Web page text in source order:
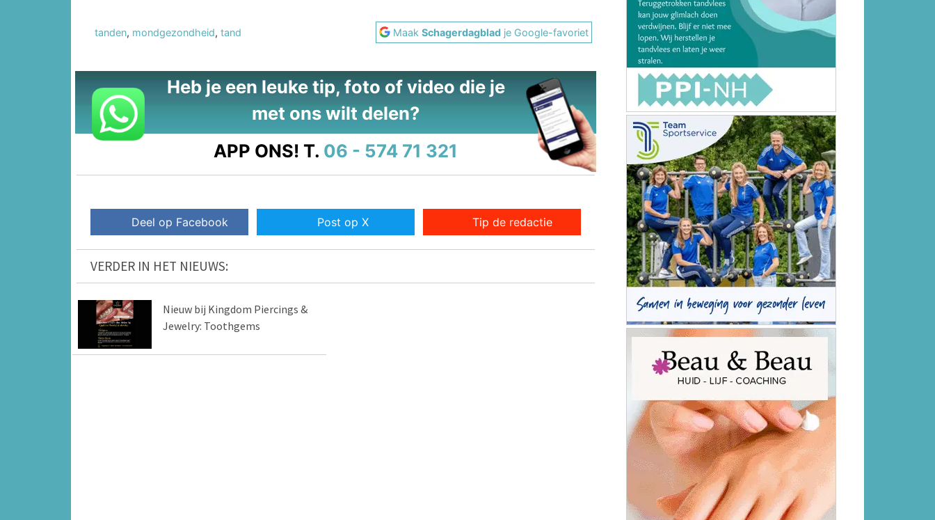
tanden, mondgezondheid, tand MaakSchagerdagblad je Google-favoriet
Heb je een leuke tip, foto of video die je
met ons wilt delen?
APP ONS! T. 06 - 574 71 321
Deel op Facebook Post op X Tip de redactie
VERDER IN HET NIEUWS:
Nieuw bij Kingdom Piercings &
Jewelry: Toothgems